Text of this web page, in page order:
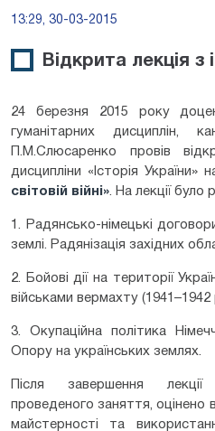
13:29, 30-03-2015
Відкрита лекція з
24 березня 2015 року
гуманітарних дисциплін,
П.М.Слюсаренко провів
дисципліни «Історія України»
світовій війні» . На лекції
1. Радянсько-німецькі
землі. Радянізація західних
2. Бойові дії на території
військами вермахту (1941–1942
3. Окупаційна політика
Опору на українських землях.
Після завершення
проведеного заняття, оцінено
майстерності та